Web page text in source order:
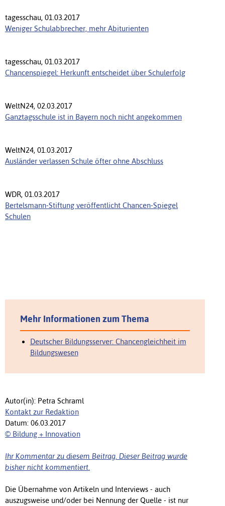
tagesschau, 01.03.2017
Weniger Schulabbrecher, mehr Abiturienten
tagesschau, 01.03.2017
Chancenspiegel: Herkunft entscheidet über Schulerfolg
WeltN24, 02.03.2017
Ganztagsschule ist in Bayern noch nicht angekommen
WeltN24, 01.03.2017
Ausländer verlassen Schule öfter ohne Abschluss
WDR, 01.03.2017
Bertelsmann-Stiftung veröffentlicht Chancen-Spiegel
Schulen
Mehr Informationen zum Thema
Deutscher Bildungsserver: Chancengleichheit im
Bildungswesen
Autor(in): Petra Schraml
Kontakt zur Redaktion
Datum: 06.03.2017
© Bildung + Innovation
Ihr Kommentar zu diesem Beitrag. Dieser Beitrag wurde
bisher nicht kommentiert.
Die Übernahme von Artikeln und Interviews - auch
auszugsweise und/oder bei Nennung der Quelle - ist nur